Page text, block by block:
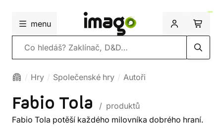
menu
Vyhledávání
Hry Společenské hry Autoři
Fabio Tola
/ produktů
Fabio Tola potěší každého milovníka dobrého hraní.